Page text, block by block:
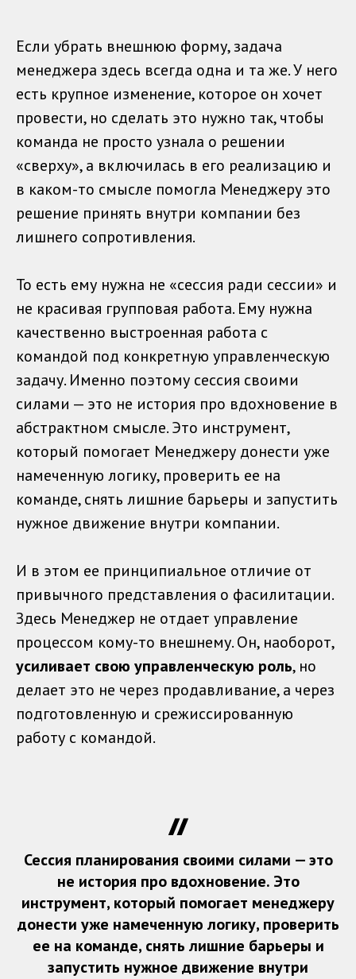
Если убрать внешнюю форму, задача
менеджера здесь всегда одна и та же. У него
есть крупное изменение, которое он хочет
провести, но сделать это нужно так, чтобы
команда не просто узнала о решении
«сверху», а включилась в его реализацию и
в каком-то смысле помогла Менеджеру это
решение принять внутри компании без
лишнего сопротивления.
То есть ему нужна не «сессия ради сессии» и
не красивая групповая работа. Ему нужна
качественно выстроенная работа с
командой под конкретную управленческую
задачу. Именно поэтому сессия своими
силами — это не история про вдохновение в
абстрактном смысле. Это инструмент,
который помогает Менеджеру донести уже
намеченную логику, проверить ее на
команде, снять лишние барьеры и запустить
нужное движение внутри компании.
И в этом ее принципиальное отличие от
привычного представления о фасилитации.
Здесь Менеджер не отдает управление
процессом кому-то внешнему. Он, наоборот,
усиливает свою управленческую роль, но
делает это не через продавливание, а через
подготовленную и срежиссированную
работу с командой.
Сессия планирования своими силами — это
не история про вдохновение. Это
инструмент, который помогает менеджеру
донести уже намеченную логику, проверить
ее на команде, снять лишние барьеры и
запустить нужное движение внутри